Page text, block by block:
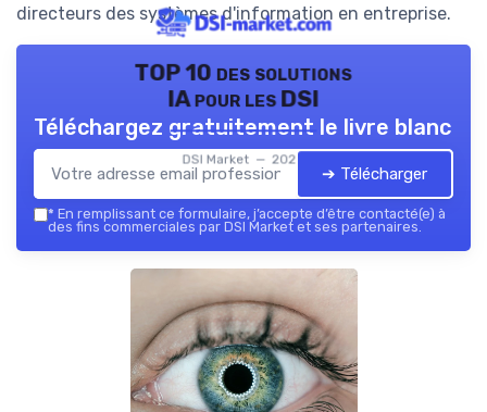
directeurs des systèmes d'information en entreprise.
TOP 10 des solutions
IA pour les DSI
DSI Market — 2026
Téléchargez gratuitement le livre blanc
➔ Télécharger
* En remplissant ce formulaire, j’accepte d’être contacté(e) à
des fins commerciales par DSI Market et ses partenaires.